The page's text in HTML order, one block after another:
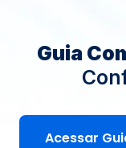
Guia
Acessar